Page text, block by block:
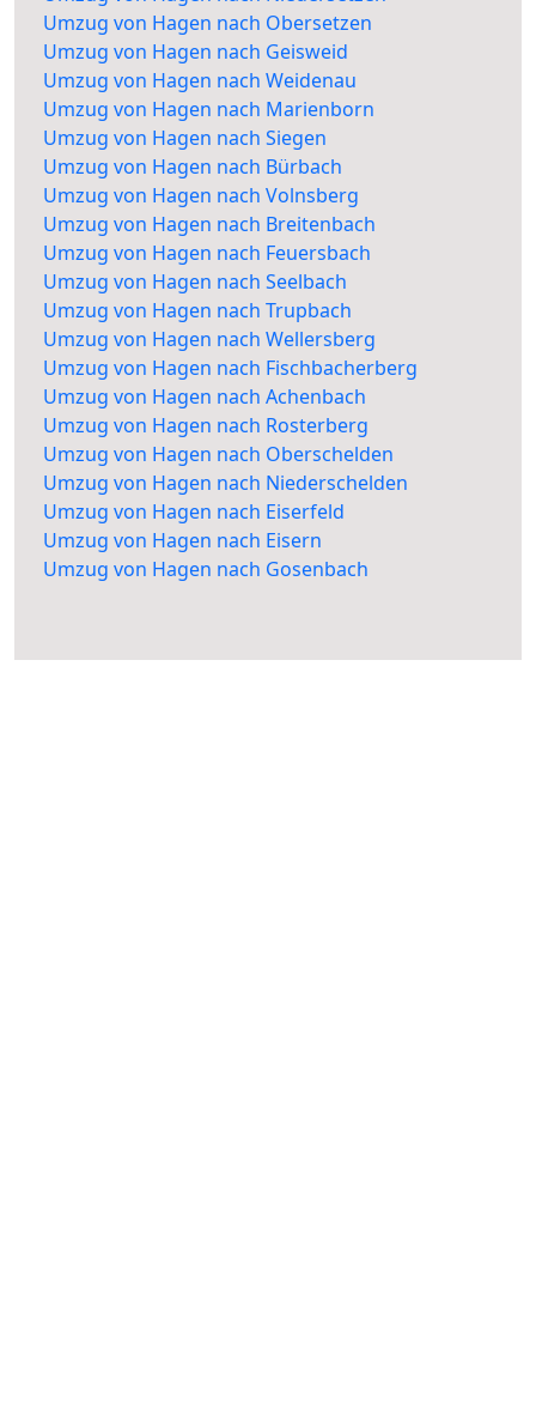
Umzug von Hagen nach Obersetzen
Umzug von Hagen nach Geisweid
Umzug von Hagen nach Weidenau
Umzug von Hagen nach Marienborn
Umzug von Hagen nach Siegen
Umzug von Hagen nach Bürbach
Umzug von Hagen nach Volnsberg
Umzug von Hagen nach Breitenbach
Umzug von Hagen nach Feuersbach
Umzug von Hagen nach Seelbach
Umzug von Hagen nach Trupbach
Umzug von Hagen nach Wellersberg
Umzug von Hagen nach Fischbacherberg
Umzug von Hagen nach Achenbach
Umzug von Hagen nach Rosterberg
Umzug von Hagen nach Oberschelden
Umzug von Hagen nach Niederschelden
Umzug von Hagen nach Eiserfeld
Umzug von Hagen nach Eisern
Umzug von Hagen nach Gosenbach